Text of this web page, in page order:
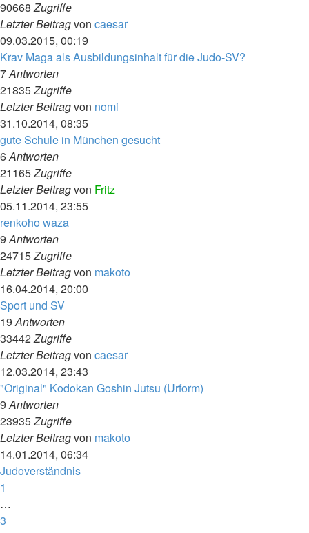
90668Zugriffe
Letzter Beitragvon caesar
09.03.2015, 00:19
Krav Maga als Ausbildungsinhalt für die Judo-SV?
7Antworten
21835Zugriffe
Letzter Beitragvon nomi
31.10.2014, 08:35
gute Schule in München gesucht
6Antworten
21165Zugriffe
Letzter Beitragvon Fritz
05.11.2014, 23:55
renkoho waza
9Antworten
24715Zugriffe
Letzter Beitragvon makoto
16.04.2014, 20:00
Sport und SV
19Antworten
33442Zugriffe
Letzter Beitragvon caesar
12.03.2014, 23:43
"Original" Kodokan Goshin Jutsu (Urform)
9Antworten
23935Zugriffe
Letzter Beitragvon makoto
14.01.2014, 06:34
Judoverständnis
1
…
3